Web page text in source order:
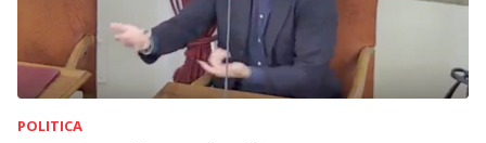
POLITICA